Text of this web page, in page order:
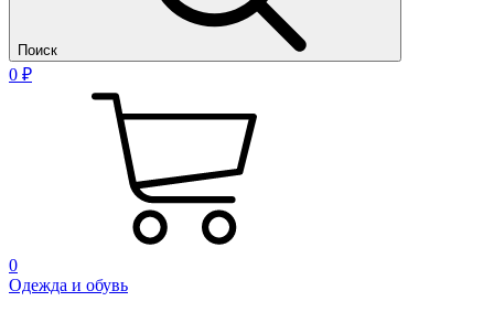
Поиск
0 ₽
0
Одежда и обувь